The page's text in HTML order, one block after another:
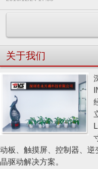
关于我们
动板、触摸屏、控制器、
晶驱动解决方案。